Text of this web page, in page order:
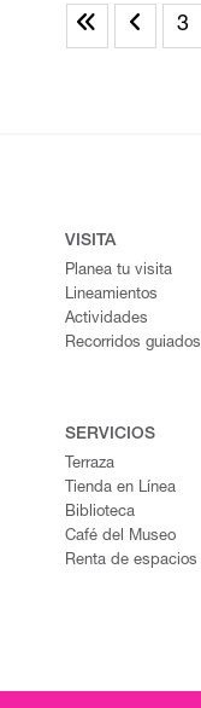
3
VISITA
Planea tu visita
Lineamientos
Actividades
Recorridos guiados
SERVICIOS
Terraza
Tienda en Línea
Biblioteca
Café del Museo
Renta de espacios